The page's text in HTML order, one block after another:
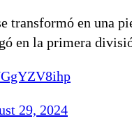
transformó en una
en la primera
29, 2024